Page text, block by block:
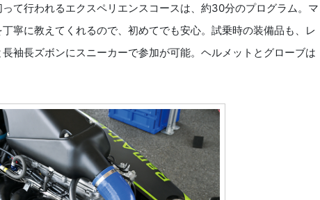
て行われるエクスペリエンスコースは、約30分のプログラム。マ
寧に教えてくれるので、初めてでも安心。試乗時の装備品も、レ
袖長ズボンにスニーカーで参加が可能。ヘルメットとグローブは